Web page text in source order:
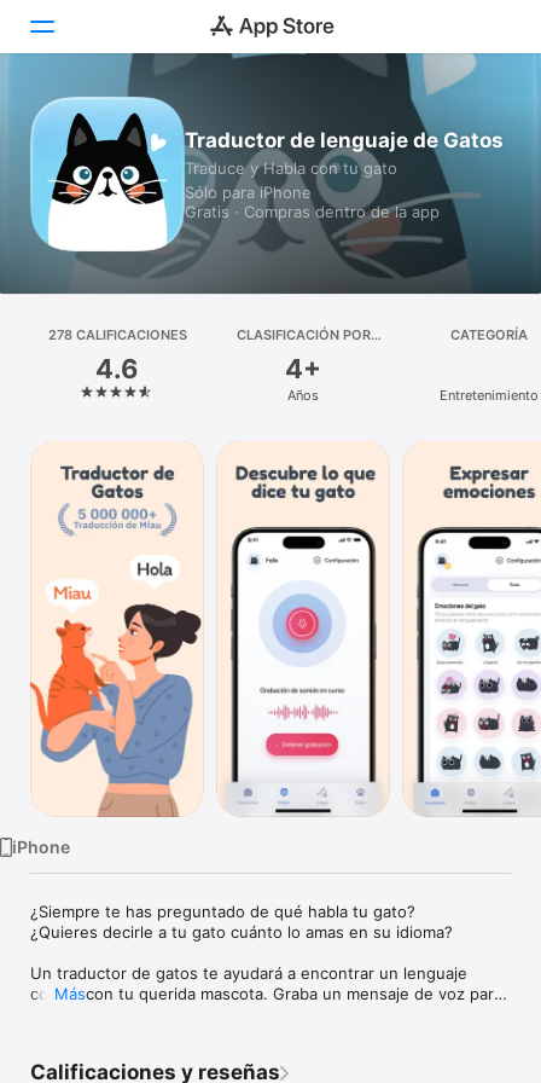
Hoy
Juegos
Arcade
Plataforma
iPhone
iPad
Mac
Watch
Traductor de lenguaje de Gatos
Traduce y Habla con tu gato
Sólo para iPhone
Gratis · Compras dentro de la app
278 CALIFICACIONES
4.6
CLASIFICACIÓN POR
4+
Años
CATEGORÍA
Entretenimiento
iPhone
¿Siempre te has preguntado de qué habla tu gato?
¿Quieres decirle a tu gato cuánto lo amas en su idioma?
Un traductor de gatos te ayudará a encontrar un lenguaje
común con tu querida mascota. Graba un mensaje de voz para
gato y tradúzcala a un lenguaje humano!
Más
Calificaciones y reseñas